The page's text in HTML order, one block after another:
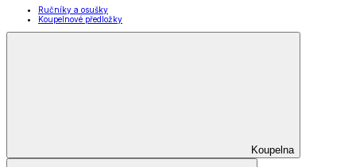
Ručníky a osušky
Koupelnové předložky
Koupelna